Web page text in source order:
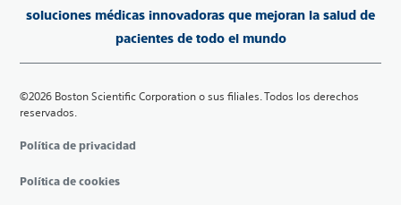
soluciones médicas innovadoras que mejoran la salud de
pacientes de todo el mundo
©2026 Boston Scientific Corporation o sus filiales. Todos los derechos
reservados.
Política de privacidad
Política de cookies